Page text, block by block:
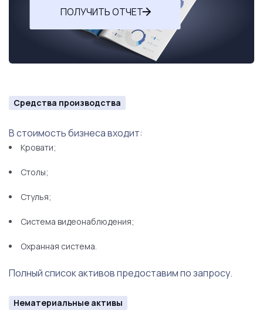
ПОЛУЧИТЬ ОТЧЕТ
Средства производства
В стоимость бизнеса входит:
Кровати;
Столы;
Стулья;
Система видеонаблюдения;
Охранная система.
Полный список активов предоставим по запросу.
Нематериальные активы